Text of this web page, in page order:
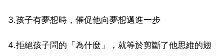
3.孩子有夢想時，催促他向夢想邁進一步
4.拒絕孩子問的「為什麼」，就等於剪斷了他思維的翅